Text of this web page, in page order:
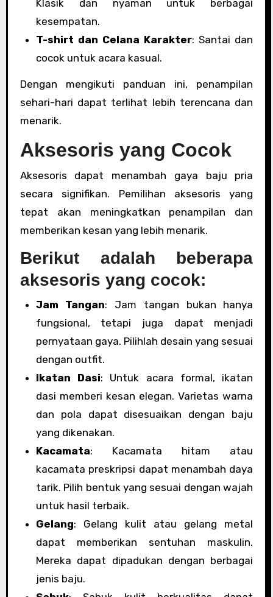
Klasik dan nyaman untuk berbagai
kesempatan.
T-shirt dan Celana Karakter: Santai dan
cocok untuk acara kasual.
Dengan mengikuti panduan ini, penampilan
sehari-hari dapat terlihat lebih terencana dan
menarik.
Aksesoris yang Cocok
Aksesoris dapat menambah gaya baju pria
secara signifikan. Pemilihan aksesoris yang
tepat akan meningkatkan penampilan dan
memberikan kesan yang lebih menarik.
Berikut adalah beberapa
aksesoris yang cocok:
Jam Tangan: Jam tangan bukan hanya
fungsional, tetapi juga dapat menjadi
pernyataan gaya. Pilihlah desain yang sesuai
dengan outfit.
Ikatan Dasi: Untuk acara formal, ikatan
dasi memberi kesan elegan. Varietas warna
dan pola dapat disesuaikan dengan baju
yang dikenakan.
Kacamata: Kacamata hitam atau
kacamata preskripsi dapat menambah daya
tarik. Pilih bentuk yang sesuai dengan wajah
untuk hasil terbaik.
Gelang: Gelang kulit atau gelang metal
dapat memberikan sentuhan maskulin.
Mereka dapat dipadukan dengan berbagai
jenis baju.